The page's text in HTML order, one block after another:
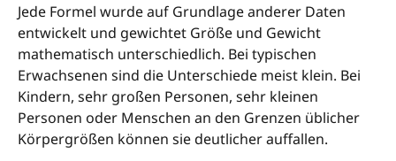
Jede Formel wurde auf Grundlage anderer Daten
entwickelt und gewichtet Größe und Gewicht
mathematisch unterschiedlich. Bei typischen
Erwachsenen sind die Unterschiede meist klein. Bei
Kindern, sehr großen Personen, sehr kleinen
Personen oder Menschen an den Grenzen üblicher
Körpergrößen können sie deutlicher auffallen.